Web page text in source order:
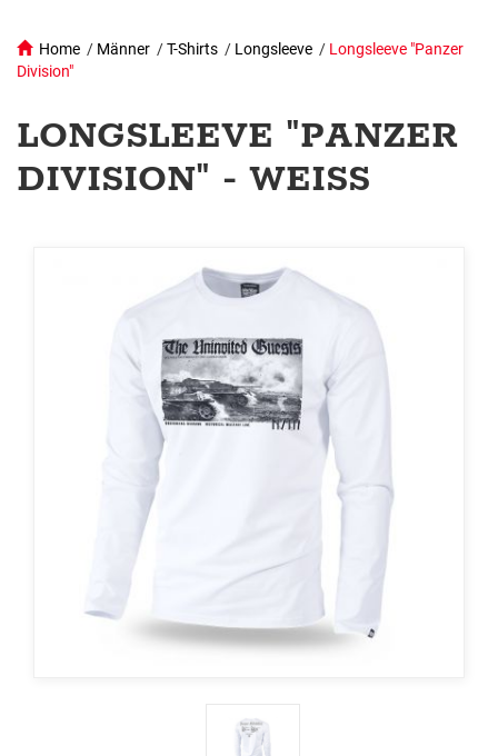
Home / Männer /T-Shirts / Longsleeve / Longsleeve "Panzer
Division"
LONGSLEEVE "PANZER
DIVISION" - WEISS